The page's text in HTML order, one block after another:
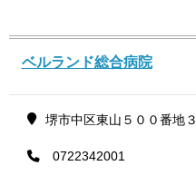
ベルランド総合病院
堺市中区東山５００番地３
0722342001